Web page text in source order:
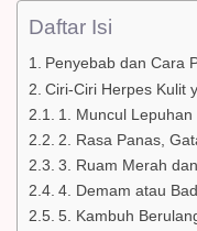
Daftar Isi
Penyebab dan Cara
Ciri-Ciri Herpes Kulit
1. Muncul Lepuhan
2. Rasa Panas,
3. Ruam Merah
4. Demam atau
5. Kambuh